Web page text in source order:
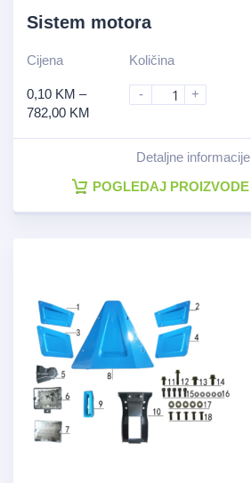
Sistem motora
Cijena
0,10 KM –
782,00 KM
Količina
- +
Detaljne informacije
POGLEDAJ PROIZVODE